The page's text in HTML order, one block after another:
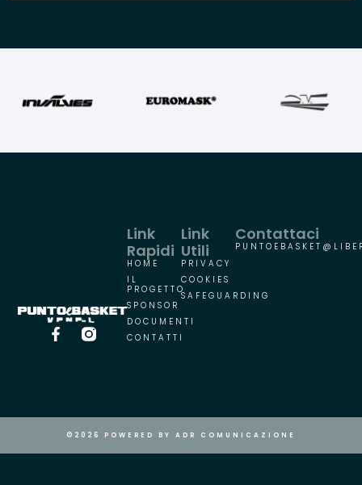
Link
Utili
PRIVACY
COOKIES
SAFEGUARDING
Link
Rapidi
HOME
IL
PROGETTO
SPONSOR
DOCUMENTI
CONTATTI
Contattaci
©2026 POWERED BY ADR COMUNICAZIONE